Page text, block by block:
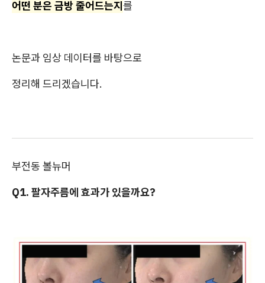
어떤 분은 금방 줄어드는지를
논문과 임상 데이터를 바탕으로
정리해 드리겠습니다.
부전동 볼뉴머
Q1. 팔자주름에 효과가 있을까요?